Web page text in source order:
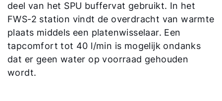
deel van het SPU buffervat gebruikt. In het
FWS-2 station vindt de overdracht van warmte
plaats middels een platenwisselaar. Een
tapcomfort tot 40 l/min is mogelijk ondanks
dat er geen water op voorraad gehouden
wordt.